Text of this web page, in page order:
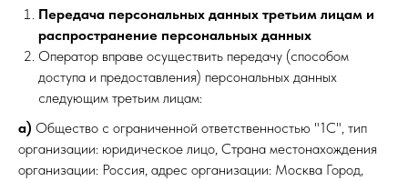
Передача персональных данных третьим лицам и
распространение персональных данных
Оператор вправе осуществить передачу (способом
доступа и предоставления) персональных данных
следующим третьим лицам:
а) Общество с ограниченной ответственностью "1С", тип
организации: юридическое лицо, Страна местонахождения
организации: Россия, адрес организации: Москва Город,